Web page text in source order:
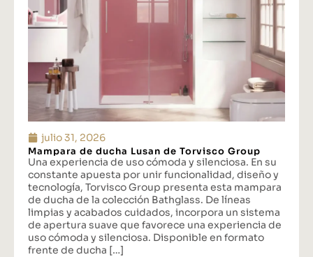
julio 31, 2026
Mampara de ducha Lusan de Torvisco Group
Una experiencia de uso cómoda y silenciosa. En su
constante apuesta por unir funcionalidad, diseño y
tecnología, Torvisco Group presenta esta mampara
de ducha de la colección Bathglass. De líneas
limpias y acabados cuidados, incorpora un sistema
de apertura suave que favorece una experiencia de
uso cómoda y silenciosa. Disponible en formato
frente de ducha […]